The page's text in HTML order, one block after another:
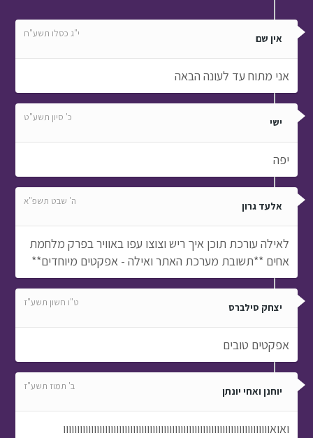
אין שם י"ג כסלו תשע"ח
אני מתוח עד לעונה הבאה
ישי כ' סיון תשע"ט
יפה
אלעד גרון ה' שבט תשפ"א
לאילה עורכת תוכן איך ריש וצוצו עפו באוויר בפרק מלחמת
אחים **תשובת מערכת האתר ואילה - אפקטים מיוחדים**
יצחק סילברס ט"ו חשון תשע"ז
אפקטים טובים
יוחנן ואחי יונתן ב' תמוז תשע"ז
ואואוווווווווווווווווווווווווווווווווווווווווווווווווווווווווווווווווווווווווו